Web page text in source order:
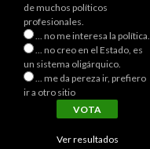
de muchos políticos
profesionales.
... no me interesa la política.
... no creo en el Estado, es
un sistema oligárquico.
... me da pereza ir, prefiero
ir a otro sitio
Ver resultados